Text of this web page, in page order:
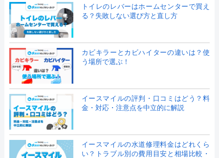
トイレのレバーはホームセンターで買え
る？失敗しない選び方と直し方
カビキラーとカビハイターの違いは？使
う場所で選ぶ！
イースマイルの評判・口コミはどう？料
金・対応・注意点を中立的に解説
イースマイルの水道修理料金はどれくら
い？トラブル別の費用目安と相場比較・